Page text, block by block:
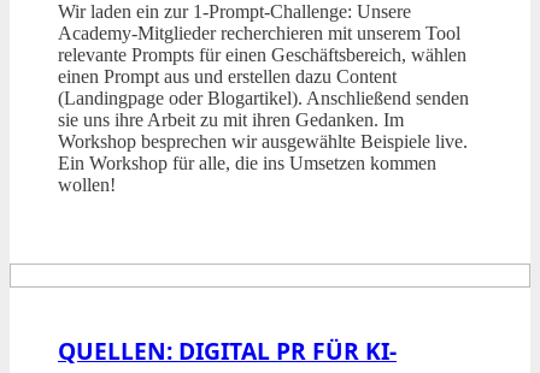
Wir laden ein zur 1-Prompt-Challenge: Unsere
Academy-Mitglieder recherchieren mit unserem Tool
relevante Prompts für einen Geschäftsbereich, wählen
einen Prompt aus und erstellen dazu Content
(Landingpage oder Blogartikel). Anschließend senden
sie uns ihre Arbeit zu mit ihren Gedanken. Im
Workshop besprechen wir ausgewählte Beispiele live.
Ein Workshop für alle, die ins Umsetzen kommen
wollen!
QUELLEN: DIGITAL PR FÜR KI-